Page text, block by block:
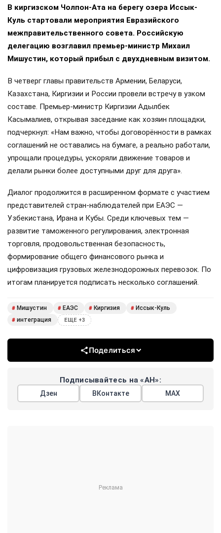
В киргизском Чолпон-Ата на берегу озера Иссык-
Куль стартовали мероприятия Евразийского
межправительственного совета. Российскую
делегацию возглавил премьер-министр Михаил
Мишустин, который прибыл с двухдневным визитом.
В четверг главы правительств Армении, Беларуси,
Казахстана, Киргизии и России провели встречу в узком
составе. Премьер-министр Киргизии Адылбек
Касымалиев, открывая заседание как хозяин площадки,
подчеркнул: «Нам важно, чтобы договорённости в рамках
соглашений не оставались на бумаге, а реально работали,
упрощали процедуры, ускоряли движение товаров и
делали рынки более доступными друг для друга».
Диалог продолжится в расширенном формате с участием
представителей стран-наблюдателей при ЕАЭС —
Узбекистана, Ирана и Кубы. Среди ключевых тем —
развитие таможенного регулирования, электронная
торговля, продовольственная безопасность,
формирование общего финансового рынка и
цифровизация грузовых железнодорожных перевозок. По
итогам планируется подписать несколько соглашений.
# Мишустин # ЕАЭС # Киргизия # Иссык-Куль
# интеграция ЕЩЕ +3
Поделиться
Подписывайтесь на «АН»:
Дзен ВКонтакте МАХ